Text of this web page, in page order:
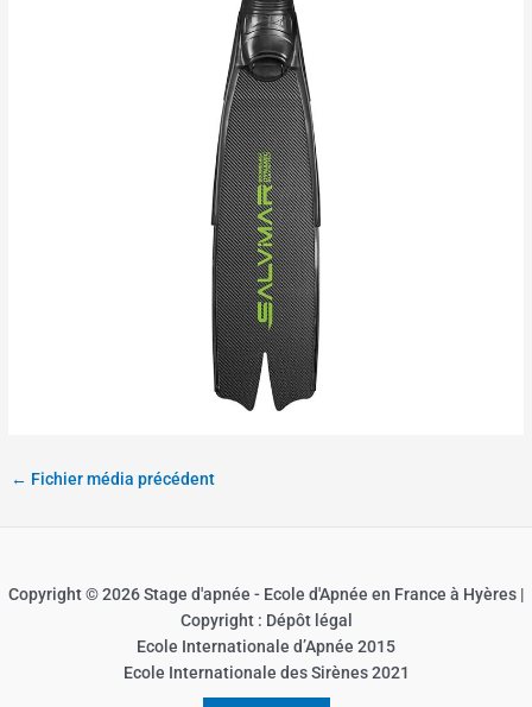
← Fichier média précédent
Copyright © 2026 Stage d'apnée - Ecole d'Apnée en France à Hyères |
Copyright : Dépôt légal
Ecole Internationale d’Apnée 2015
Ecole Internationale des Sirènes 2021